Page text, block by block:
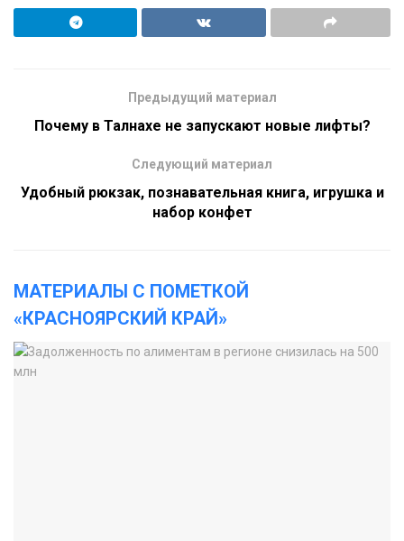
Предыдущий материал
Почему в Талнахе не запускают новые лифты?
Следующий материал
Удобный рюкзак, познавательная книга, игрушка и
набор конфет
МАТЕРИАЛЫ С ПОМЕТКОЙ
«КРАСНОЯРСКИЙ КРАЙ»